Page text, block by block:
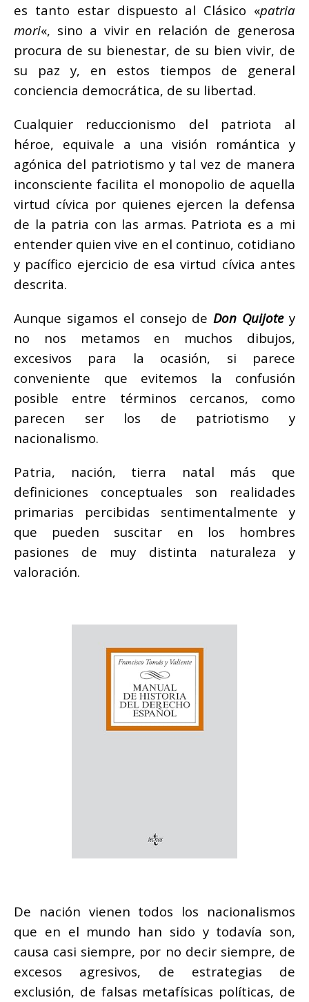
es tanto estar dispuesto al Clásico «patria
mori«, sino a vivir en relación de generosa
procura de su bienestar, de su bien vivir, de
su paz y, en estos tiempos de general
conciencia democrática, de su libertad.
Cualquier reduccionismo del patriota al
héroe, equivale a una visión romántica y
agónica del patriotismo y tal vez de manera
inconsciente facilita el monopolio de aquella
virtud cívica por quienes ejercen la defensa
de la patria con las armas. Patriota es a mi
entender quien vive en el continuo, cotidiano
y pacífico ejercicio de esa virtud cívica antes
descrita.
Aunque sigamos el consejo deDon Quijotey
no nos metamos en muchos dibujos,
excesivos para la ocasión, si parece
conveniente que evitemos la confusión
posible entre términos cercanos, como
parecen ser los de patriotismo y
nacionalismo.
Patria, nación, tierra natal más que
definiciones conceptuales son realidades
primarias percibidas sentimentalmente y
que pueden suscitar en los hombres
pasiones de muy distinta naturaleza y
valoración.
De nación vienen todos los nacionalismos
que en el mundo han sido y todavía son,
causa casi siempre, por no decir siempre, de
excesos agresivos, de estrategias de
exclusión, de falsas metafísicas políticas, de